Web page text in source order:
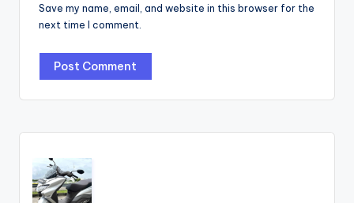
Save my name, email, and website in this browser for the
next time I comment.